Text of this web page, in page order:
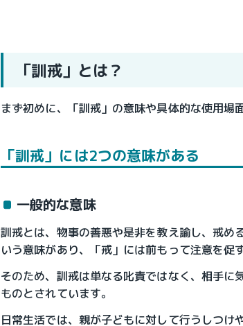
「訓戒」とは？
まず初めに、「訓戒」の意味や具体的な使用場
「訓戒」には2つの意味がある
一般的な意味
訓戒とは、物事の善悪や是非を教え諭し、戒め
いう意味があり、「戒」には前もって注意を促
そのため、訓戒は単なる叱責ではなく、相手に
ものとされています。
日常生活では、親が子どもに対して行うしつけ